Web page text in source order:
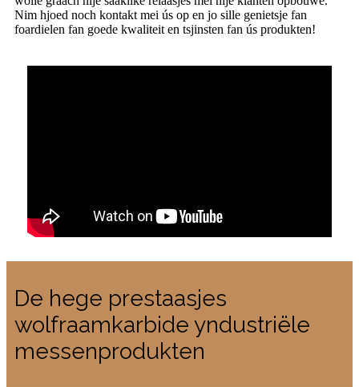
Nim hjoed noch kontakt mei ús op en jo sille genietsje fan
foardielen fan goede kwaliteit en tsjinsten fan ús produkten!
De hege prestaasjes
wolfraamkarbide yndustriële
messenprodukten